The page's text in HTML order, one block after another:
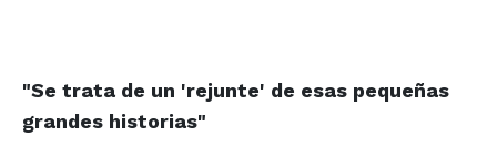
"Se trata de un 'rejunte' de esas pequeñas
grandes historias"